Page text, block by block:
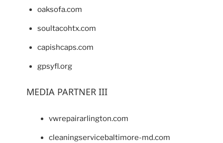
oaksofa.com
soultacohtx.com
capishcaps.com
gpsyfl.org
MEDIA PARTNER III
vwrepairarlington.com
cleaningservicebaltimore-md.com